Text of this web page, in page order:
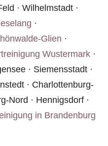
· Wilhelmstadt ·
·
Glien ·
Wustermark ·
· Siemensstadt ·
· Charlottenburg-
Nord · Hennigsdorf ·
in Brandenburg